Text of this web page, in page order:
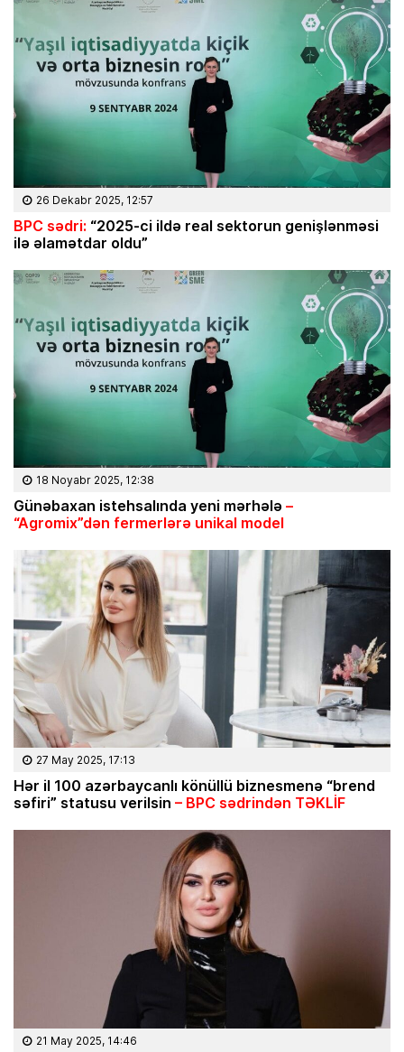
26 Dekabr 2025, 12:57
BPC sədri: “2025-ci ildə real sektorun genişlənməsi
ilə əlamətdar oldu”
18 Noyabr 2025, 12:38
Günəbaxan istehsalında yeni mərhələ –
“Agromix”dən fermerlərə unikal model
27 May 2025, 17:13
Hər il 100 azərbaycanlı könüllü biznesmenə “brend
səfiri” statusu verilsin – BPC sədrindən TƏKLİF
21 May 2025, 14:46